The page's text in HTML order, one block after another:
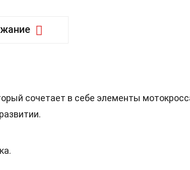
сочетает в себе элементы